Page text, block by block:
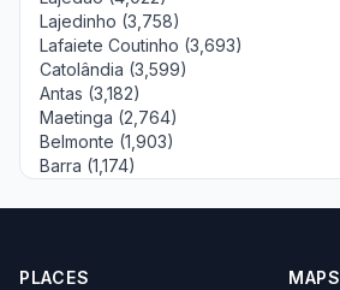
Lajedinho (3,758)
Lafaiete Coutinho (3,693)
Catolândia (3,599)
Antas (3,182)
Maetinga (2,764)
Belmonte (1,903)
Barra (1,174)
PLACES MAPS